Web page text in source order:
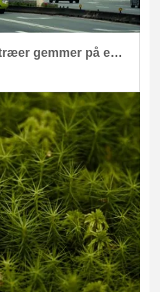
Taiwans gigantiske træer gemmer på enorm CO2-lagring